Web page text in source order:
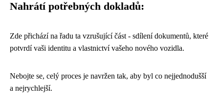
Nahrátí potřebných dokladů:
Zde přichází na řadu ta vzrušující část - sdílení dokumentů, které
potvrdí vaši identitu a vlastnictví vašeho nového vozidla.
Nebojte se, celý proces je navržen tak, aby byl co nejjednodušší
a nejrychlejší.